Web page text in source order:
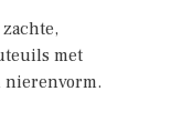
met
nierenvorm.